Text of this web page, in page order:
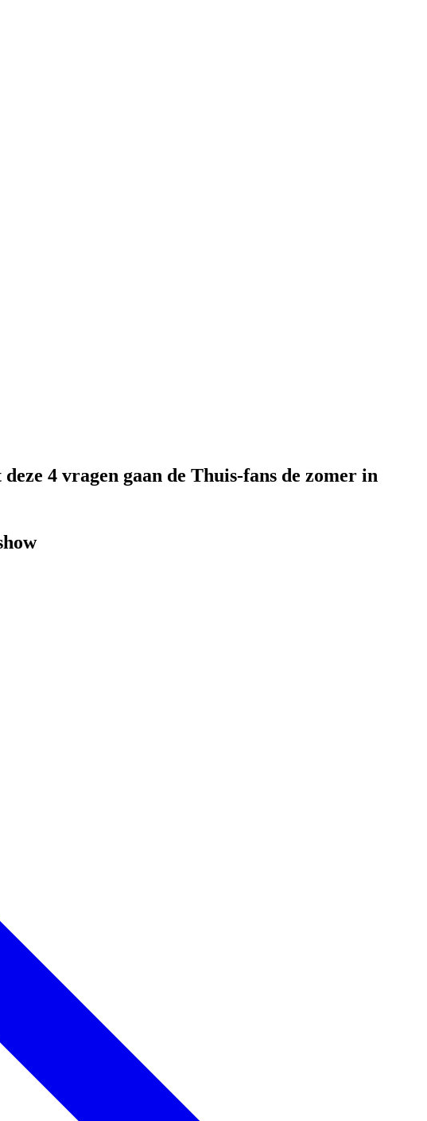
4 vragen gaan de Thuis-fans de zomer in